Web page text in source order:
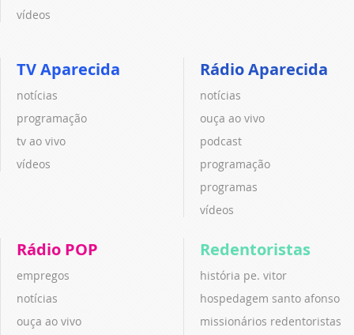
vídeos
TV Aparecida
notícias
programação
tv ao vivo
vídeos
Rádio Aparecida
notícias
ouça ao vivo
podcast
programação
programas
vídeos
Rádio POP
empregos
notícias
ouça ao vivo
Redentoristas
história pe. vitor
hospedagem santo afonso
missionários redentoristas